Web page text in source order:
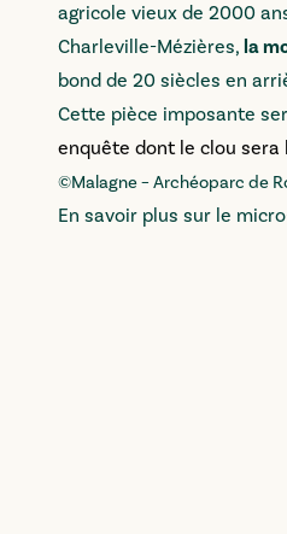
agricole vieux de 2000
Charleville-Mézières, la
bond de 20 siècles en
Cette pièce imposante
enquête dont le clou sera
©Malagne – Archéoparc de
En savoir plus sur le